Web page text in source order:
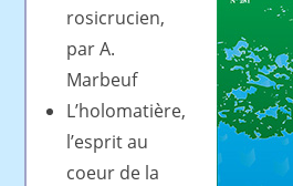
rosicrucien,
par A.
Marbeuf
L’holomatière,
l’esprit au
coeur de la